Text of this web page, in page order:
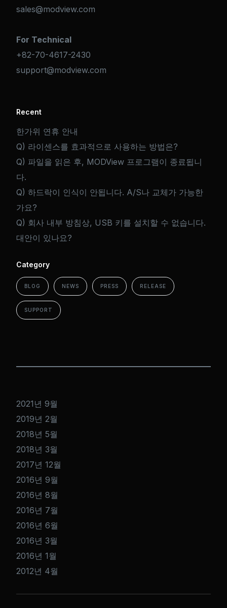
sales@modview.com
For Technical
+82-70-4617-2430
support@modview.com
Recent
한가위 연휴 안내
Q) 라이센스를 효과적으로 사용하는 방법은?
Q) 파일을 읽은 후, MODView 프로그램이 종료됩니
다.
Q) 하드락이 인식이 안됩니다. A/S나 교체가 가능한
가요?
Q) 회사 내부 방침상, USB 키를 설치할 수 없습니다.
대안이 있나요?
Category
BLOG NEWS PRESS RELEASE
SUPPORT
2021년 9월
2019년 2월
2018년 5월
2018년 3월
2017년 12월
2016년 9월
2016년 8월
2016년 7월
2016년 6월
2016년 3월
2016년 1월
2012년 4월